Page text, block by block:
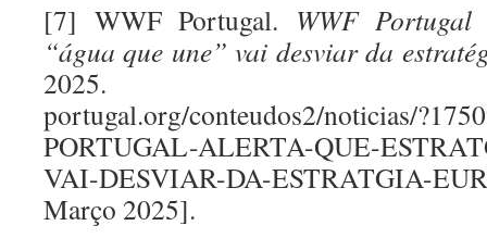
[7] WWF Portugal. WWF
“água que une” vai desviar da
2025. https://
portugal.org/conteudos2/noticias/
PORTUGAL-ALERTA-QUE-
VAI-DESVIAR-DA-ESTRATGIA-
Março 2025].